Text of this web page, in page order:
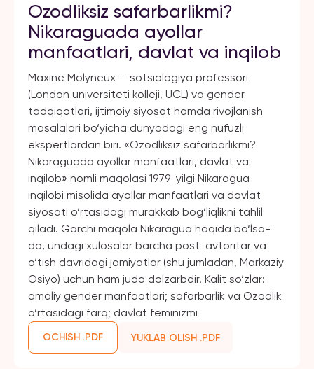
Ozodliksiz safarbarlikmi?
Nikaraguada ayollar
manfaatlari, davlat va inqilob
Maxine Molyneux — sotsiologiya professori
(London universiteti kolleji, UCL) va gender
tadqiqotlari, ijtimoiy siyosat hamda rivojlanish
masalalari bo‘yicha dunyodagi eng nufuzli
ekspertlardan biri. «Ozodliksiz safarbarlikmi?
Nikaraguada ayollar manfaatlari, davlat va
inqilob» nomli maqolasi 1979-yilgi Nikaragua
inqilobi misolida ayollar manfaatlari va davlat
siyosati o‘rtasidagi murakkab bog‘liqlikni tahlil
qiladi. Garchi maqola Nikaragua haqida bo‘lsa-
da, undagi xulosalar barcha post-avtoritar va
o‘tish davridagi jamiyatlar (shu jumladan, Markaziy
Osiyo) uchun ham juda dolzarbdir. Kalit so‘zlar:
amaliy gender manfaatlari; safarbarlik va Ozodlik
o‘rtasidagi farq; davlat feminizmi
OCHISH .PDF YUKLAB OLISH .PDF